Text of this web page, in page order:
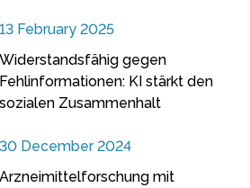
13 February 2025
Widerstandsfähig gegen
Fehlinformationen: KI stärkt den
sozialen Zusammenhalt
30 December 2024
Arzneimittelforschung mit